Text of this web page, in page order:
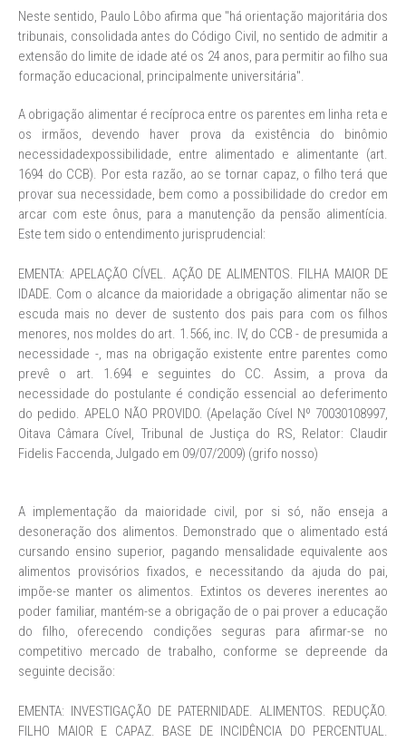
Neste sentido, Paulo Lôbo afirma que "há orientação majoritária dos
tribunais, consolidada antes do Código Civil, no sentido de admitir a
extensão do limite de idade até os 24 anos, para permitir ao filho sua
formação educacional, principalmente universitária".
A obrigação alimentar é recíproca entre os parentes em linha reta e
os irmãos, devendo haver prova da existência do binômio
necessidadexpossibilidade, entre alimentado e alimentante (art.
1694 do CCB). Por esta razão, ao se tornar capaz, o filho terá que
provar sua necessidade, bem como a possibilidade do credor em
arcar com este ônus, para a manutenção da pensão alimentícia.
Este tem sido o entendimento jurisprudencial:
EMENTA: APELAÇÃO CÍVEL. AÇÃO DE ALIMENTOS. FILHA MAIOR DE
IDADE. Com o alcance da maioridade a obrigação alimentar não se
escuda mais no dever de sustento dos pais para com os filhos
menores, nos moldes do art. 1.566, inc. IV, do CCB - de presumida a
necessidade -, mas na obrigação existente entre parentes como
prevê o art. 1.694 e seguintes do CC. Assim, a prova da
necessidade do postulante é condição essencial ao deferimento
do pedido. APELO NÃO PROVIDO. (Apelação Cível Nº 70030108997,
Oitava Câmara Cível, Tribunal de Justiça do RS, Relator: Claudir
Fidelis Faccenda, Julgado em 09/07/2009) (grifo nosso)
A implementação da maioridade civil, por si só, não enseja a
desoneração dos alimentos. Demonstrado que o alimentado está
cursando ensino superior, pagando mensalidade equivalente aos
alimentos provisórios fixados, e necessitando da ajuda do pai,
impõe-se manter os alimentos. Extintos os deveres inerentes ao
poder familiar, mantém-se a obrigação de o pai prover a educação
do filho, oferecendo condições seguras para afirmar-se no
competitivo mercado de trabalho, conforme se depreende da
seguinte decisão:
EMENTA: INVESTIGAÇÃO DE PATERNIDADE. ALIMENTOS. REDUÇÃO.
FILHO MAIOR E CAPAZ. BASE DE INCIDÊNCIA DO PERCENTUAL.